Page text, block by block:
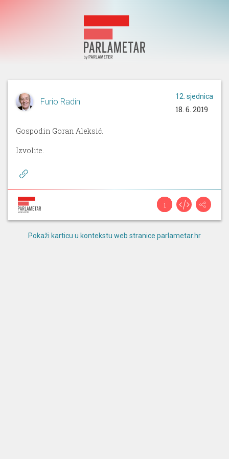
Furio Radin
12. sjednica
18. 6. 2019
Gospodin Goran Aleksić.
Izvolite.
Pokaži karticu u kontekstu web stranice parlametar.hr